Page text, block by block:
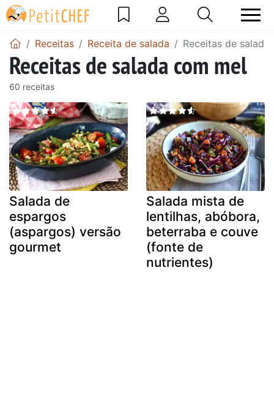
Receitas Receita de salada Receitas de salada
Receitas de salada com mel
60 receitas
Salada de
espargos
(aspargos) versão
gourmet
Salada mista de
lentilhas, abóbora,
beterraba e couve
(fonte de
nutrientes)